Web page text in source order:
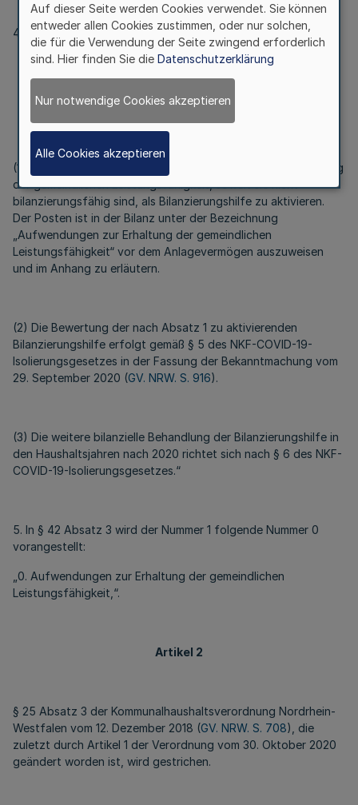
4. Nach § 33 wird folgender § 33a eingefügt:
„§ 33a
Leistungsfähigkeit
(1) Im Jahresabschluss 2020 sind Aufwendungen zur Erhaltung
der gemeindlichen Leistungsfähigkeit, soweit sie nicht
bilanzierungsfähig sind, als Bilanzierungshilfe zu aktivieren.
Der Posten ist in der Bilanz unter der Bezeichnung
„Aufwendungen zur Erhaltung der gemeindlichen
Leistungsfähigkeit“ vor dem Anlagevermögen auszuweisen
und im Anhang zu erläutern.
(2) Die Bewertung der nach Absatz 1 zu aktivierenden
Bilanzierungshilfe erfolgt gemäß § 5 des NKF-COVID-19-
Isolierungsgesetzes in der Fassung der Bekanntmachung vom
29. September 2020 (GV. NRW. S. 916).
(3) Die weitere bilanzielle Behandlung der Bilanzierungshilfe in
den Haushaltsjahren nach 2020 richtet sich nach § 6 des NKF-
COVID-19-Isolierungsgesetzes.“
5. In § 42 Absatz 3 wird der Nummer 1 folgende Nummer 0
vorangestellt:
„0. Aufwendungen zur Erhaltung der gemeindlichen
Leistungsfähigkeit,“.
Artikel 2
§ 25 Absatz 3 der Kommunalhaushaltsverordnung Nordrhein-
Westfalen vom 12. Dezember 2018 (GV. NRW. S. 708), die
zuletzt durch Artikel 1 der Verordnung vom 30. Oktober 2020
geändert worden ist, wird gestrichen.
Auf dieser Seite werden Cookies verwendet. Sie können
entweder allen Cookies zustimmen, oder nur solchen,
die für die Verwendung der Seite zwingend erforderlich
sind. Hier finden Sie die Datenschutzerklärung
Nur notwendige Cookies akzeptieren
Alle Cookies akzeptieren